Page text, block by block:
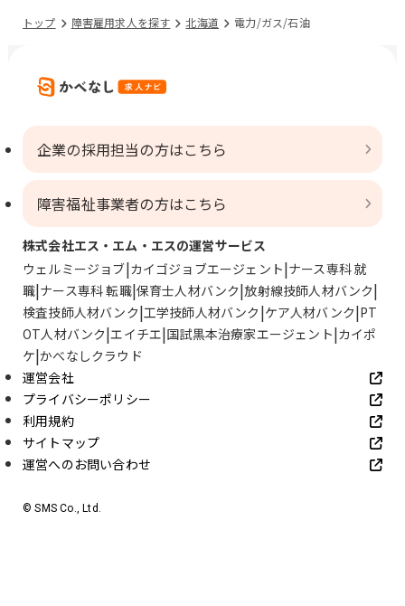
トップ 障害雇用求人を探す 北海道 電力/ガス/石油
企業の採用担当の方はこちら
障害福祉事業者の方はこちら
株式会社エス・エム・エスの運営サービス
ウェルミージョブ カイゴジョブエージェント ナース専科 就
職 ナース専科 転職 保育士人材バンク 放射線技師人材バンク
検査技師人材バンク 工学技師人材バンク ケア人材バンク PT
OT人材バンク エイチエ 国試黒本治療家エージェント カイポ
ケ かべなしクラウド
運営会社
プライバシーポリシー
利用規約
サイトマップ
運営へのお問い合わせ
© SMS Co., Ltd.